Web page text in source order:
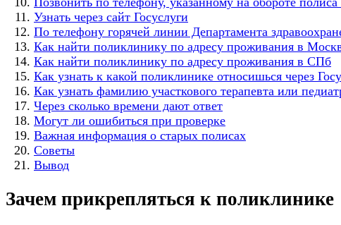
Узнать через сайт Госуслуги
По телефону горячей линии Департамента
Как найти поликлинику по адресу проживания в
Как найти поликлинику по адресу проживания в СПб
Как узнать к какой поликлинике относишься через
Как узнать фамилию участкового терапевта или
Через сколько времени дают ответ
Могут ли ошибиться при проверке
Важная информация о старых полисах
Советы
Вывод
Зачем прикрепляться к поликлинике